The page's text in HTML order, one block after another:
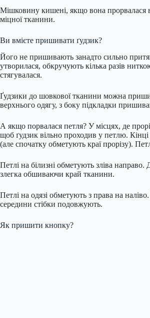
Мішковину кишені, якщо вона прорвалася
міцної тканини.
Ви вмієте пришивати ґудзик?
Його не пришивають занадто сильно
утворилася, обкручують кілька разів
стягувалася.
Ґудзики до шовкової тканини можна
верхнього одягу, з боку підкладки
А якщо порвалася петля? У місцях, де
щоб ґудзик вільно проходив у петлю.
(але спочатку обметують краї прорізу).
Петлі на білизні обметують зліва
злегка обшиваючи край тканини.
Петлі на одязі обметують з права на
середини стібки подовжують.
Як пришити кнопку?